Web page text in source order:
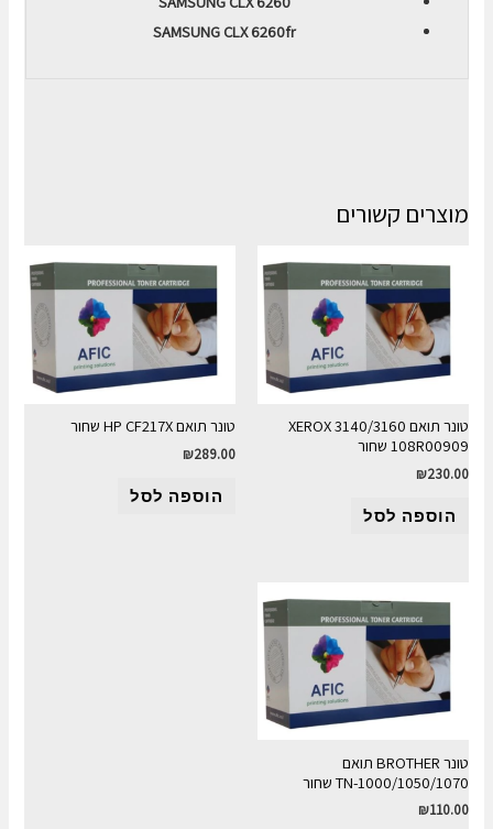
SAMSUNG CLX 6260fr
מוצרים קשורים
טונר תואם XEROX 3140/3160
108R00909 שחור
₪230.00
הוספה לסל
טונר תואם HP CF217X שחור
₪289.00
הוספה לסל
טונר BROTHER תואם
1000/1050/1070-TN שחור
₪110.00